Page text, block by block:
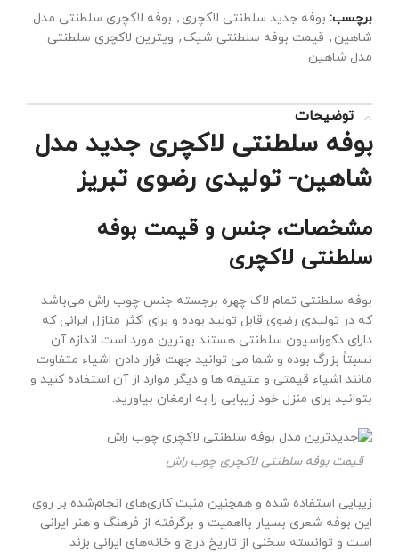
برچسب: بوفه جدید سلطنتی لاکچری , بوفه لاکچری سلطنتی مدل
شاهین , قیمت بوفه سلطنتی شیک , ویترین لاکچری سلطنتی
مدل شاهین
توضیحات
بوفه سلطنتی لاکچری جدید مدل
شاهین- تولیدی رضوی تبریز
مشخصات، جنس و قیمت بوفه
سلطنتی لاکچری
بوفه سلطنتی تمام لاک چهره برجسته جنس چوب راش می‌باشد
که در تولیدی رضوی قابل تولید بوده و برای اکثر منازل ایرانی که
دارای دکوراسیون سلطنتی هستند بهترین مورد است اندازه آن
نسبتاً بزرگ بوده و شما می توانید جهت قرار دادن اشیاء متفاوت
مانند اشیاء قیمتی و عتیقه ها و دیگر موارد از آن استفاده کنید و
بتوانید برای منزل خود زیبایی را به ارمغان بیاورید.
قیمت بوفه سلطنتی لاکچری چوب راش
زیبایی استفاده شده و همچنین منبت کاری‌های انجام‌شده بر روی
این بوفه شعری بسیار بااهمیت و برگرفته از فرهنگ و هنر ایرانی
است و توانسته سخنی از تاریخ درج و خانه‌های ایرانی بزند